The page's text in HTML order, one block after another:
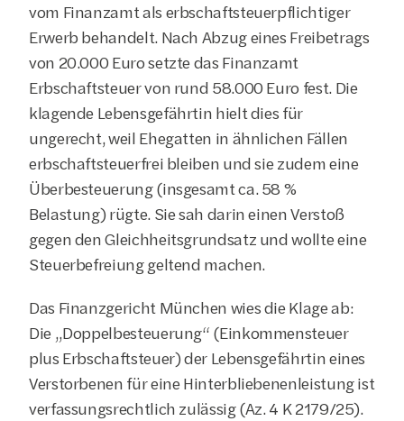
vom Finanzamt als erbschaftsteuerpflichtiger
Erwerb behandelt. Nach Abzug eines Freibetrags
von 20.000 Euro setzte das Finanzamt
Erbschaftsteuer von rund 58.000 Euro fest. Die
klagende Lebensgefährtin hielt dies für
ungerecht, weil Ehegatten in ähnlichen Fällen
erbschaftsteuerfrei bleiben und sie zudem eine
Überbesteuerung (insgesamt ca. 58 %
Belastung) rügte. Sie sah darin einen Verstoß
gegen den Gleichheitsgrundsatz und wollte eine
Steuerbefreiung geltend machen.
Das Finanzgericht München wies die Klage ab:
Die „Doppelbesteuerung“ (Einkommensteuer
plus Erbschaftsteuer) der Lebensgefährtin eines
Verstorbenen für eine Hinterbliebenenleistung ist
verfassungsrechtlich zulässig (Az. 4 K 2179/25).